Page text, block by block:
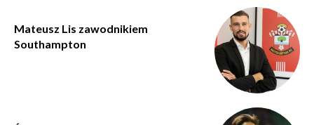
Mateusz Lis zawodnikiem
Southampton